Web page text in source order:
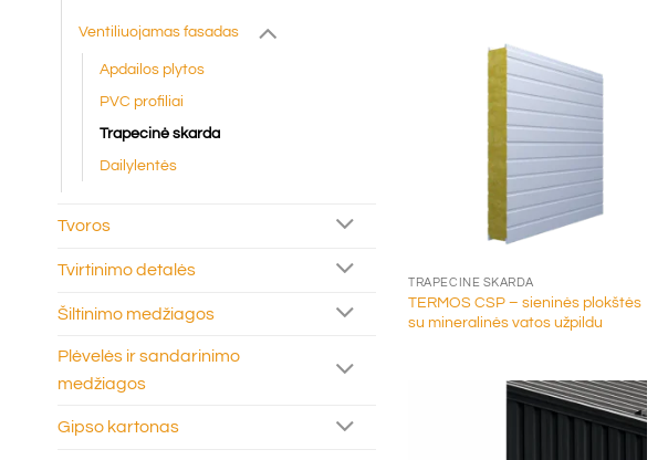
Ventiliuojamas fasadas
Apdailos plytos
PVC profiliai
Trapecinė skarda
Dailylentės
Tvoros
Tvirtinimo detalės
Šiltinimo medžiagos
Plėvelės ir sandarinimo
medžiagos
Gipso kartonas
TRAPECINĖ SKARDA
TERMOS CSP – sieninės plokštės
su mineralinės vatos užpildu